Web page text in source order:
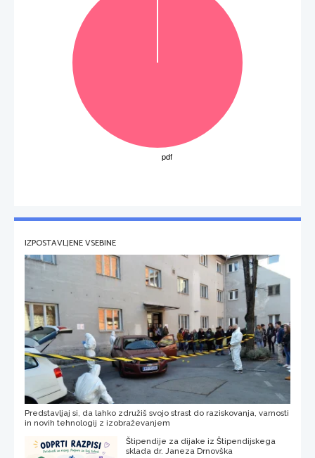
IZPOSTAVLJENE VSEBINE
Predstavljaj si, da lahko združiš svojo strast do raziskovanja, varnosti
in novih tehnologij z izobraževanjem
Štipendije za dijake iz Štipendijskega
sklada dr. Janeza Drnovška